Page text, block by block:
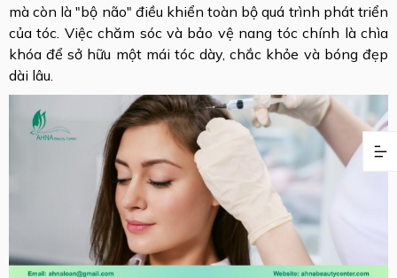
mà còn là "bộ não" điều khiển toàn bộ quá trình phát triển
của tóc. Việc chăm sóc và bảo vệ nang tóc chính là chìa
khóa để sở hữu một mái tóc dày, chắc khỏe và bóng đẹp
dài lâu.